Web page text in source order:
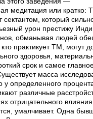
медитация или кратко:
который
урон престижу
обманывая людей
практикует ТМ, могут
здоровья,
срок и самое
масса
у определенного
различные
отрицательного
умалчивает. Одна